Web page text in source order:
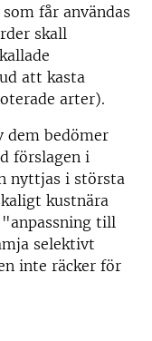
får användas
skall
att kasta
arter).
dem bedömer
förslagen i
nyttjas i största
kustnära
till
selektivt
inte räcker för